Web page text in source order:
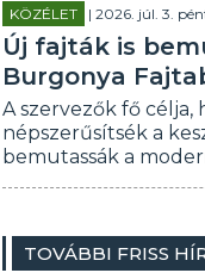
KÖZÉLET | 2026. júl. 3.
Új fajták is
Burgonya
A szervezők fő célja,
népszerűsítsék a
bemutassák a
TOVÁBBI FRISS